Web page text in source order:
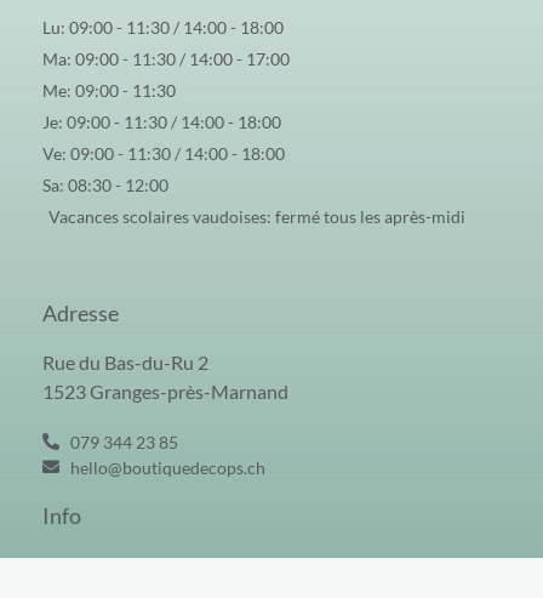
Lu: 09:00 - 11:30 / 14:00 - 18:00
Ma: 09:00 - 11:30 / 14:00 - 17:00
Me: 09:00 - 11:30
Je: 09:00 - 11:30 / 14:00 - 18:00
Ve: 09:00 - 11:30 / 14:00 - 18:00
Sa: 08:30 - 12:00
Vacances scolaires vaudoises: fermé tous les après-midi
Adresse
Rue du Bas-du-Ru 2
1523 Granges-près-Marnand
079 344 23 85
hello@boutiquedecops.ch
Info
CGV